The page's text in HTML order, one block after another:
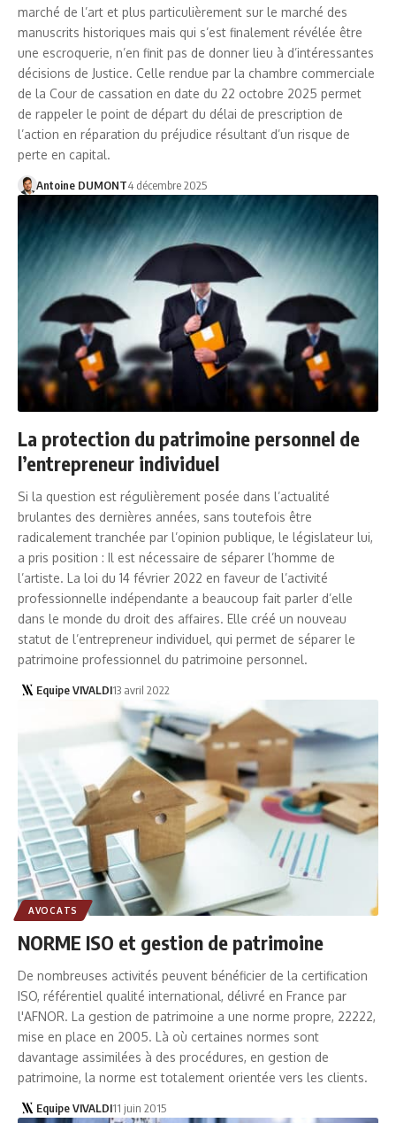
marché de l’art et plus particulièrement sur le marché des
manuscrits historiques mais qui s’est finalement révélée être
une escroquerie, n’en finit pas de donner lieu à d’intéressantes
décisions de Justice. Celle rendue par la chambre commerciale
de la Cour de cassation en date du 22 octobre 2025 permet
de rappeler le point de départ du délai de prescription de
l’action en réparation du préjudice résultant d’un risque de
perte en capital.
Antoine DUMONT4 décembre 2025
La protection du patrimoine personnel de
l’entrepreneur individuel
Si la question est régulièrement posée dans l’actualité
brulantes des dernières années, sans toutefois être
radicalement tranchée par l’opinion publique, le législateur lui,
a pris position : Il est nécessaire de séparer l’homme de
l’artiste. La loi du 14 février 2022 en faveur de l’activité
professionnelle indépendante a beaucoup fait parler d’elle
dans le monde du droit des affaires. Elle créé un nouveau
statut de l’entrepreneur individuel, qui permet de séparer le
patrimoine professionnel du patrimoine personnel.
Equipe VIVALDI13 avril 2022
AVOCATS
NORME ISO et gestion de patrimoine
De nombreuses activités peuvent bénéficier de la certification
ISO, référentiel qualité international, délivré en France par
l'AFNOR. La gestion de patrimoine a une norme propre, 22222,
mise en place en 2005. Là où certaines normes sont
davantage assimilées à des procédures, en gestion de
patrimoine, la norme est totalement orientée vers les clients.
Equipe VIVALDI11 juin 2015